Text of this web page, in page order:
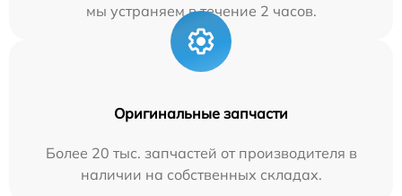
мы устраняем в течение 2 часов.
Оригинальные запчасти
Более 20 тыс. запчастей от производителя в
наличии на собственных складах.